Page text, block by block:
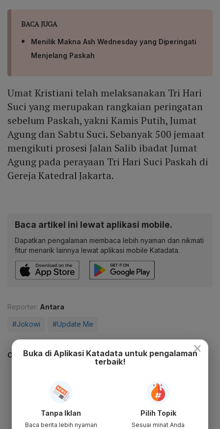
BACA JUGA
Menilik Makna Ash Wednesday yang Diperingati
Menjelang Paskah
Umat Kristiani telah melaksanakan Tri Hari
Suci yang merupakan rangkaian peringatan
sebelum Paskah, yakni Kamis Putih, Jumat
Agung dan Sabtu Suci. Sebanyak 500 jemaat
mengikuti prosesi Jalan Salib ibadat Jumat
Agung pada perayaan Tri Hari Suci Paskah di
Gereja Katedral Jakarta.
Baca artikel ini lewat aplikasi mobile.
Dapatkan pengalaman membaca lebih nyaman dan nikmati
fitur menarik lainnya lewat aplikasi mobile Katadata.
Reporter: Antara
#Jokowi #Update Me
CEK JUGA DATA INI ×
Buka di Aplikasi Katadata untuk pengalaman
terbaik!
Tanpa Iklan
Baca berita lebih nyaman
Pilih Topik
Sesuai minat Anda